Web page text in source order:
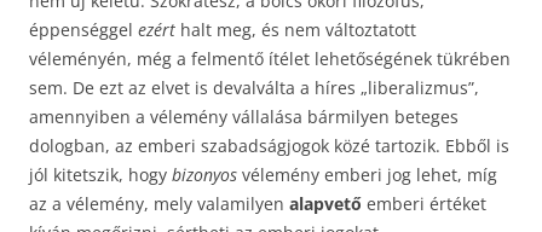
éppenséggel ezért halt meg, és nem változtatott
véleményén, még a felmentő ítélet lehetőségének tükrében
sem. De ezt az elvet is devalválta a híres „liberalizmus”,
amennyiben a vélemény vállalása bármilyen beteges
dologban, az emberi szabadságjogok közé tartozik. Ebből is
jól kitetszik, hogy bizonyos vélemény emberi jog lehet, míg
az a vélemény, mely valamilyen alapvető emberi értéket